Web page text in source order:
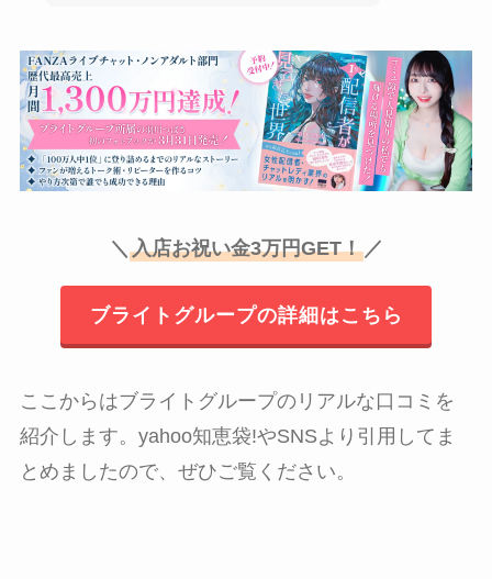
＼ 入店お祝い金3万円GET！／
ブライトグループの詳細はこちら
ここからはブライトグループのリアルな口コミを
紹介します。yahoo知恵袋!やSNSより引用してま
とめましたので、ぜひご覧ください。